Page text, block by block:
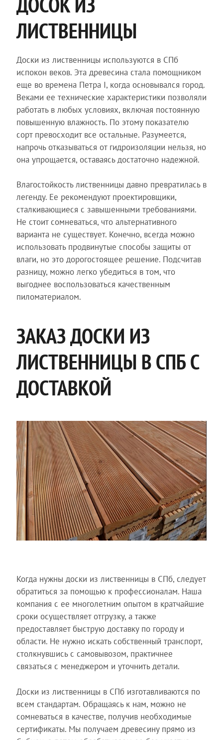
ЛИСТВЕННИЦЫ
Доски из лиственницы используются в СПб
испокон веков. Эта древесина стала помощником
еще во времена Петра I, когда основывался город.
Веками ее технические характеристики позволяли
работать в любых условиях, включая постоянную
повышенную влажность. По этому показателю
сорт превосходит все остальные. Разумеется,
напрочь отказываться от гидроизоляции нельзя, но
она упрощается, оставаясь достаточно надежной.
Влагостойкость лиственницы давно превратилась в
легенду. Ее рекомендуют проектировщики,
сталкивающиеся с завышенными требованиями.
Не стоит сомневаться, что альтернативного
варианта не существует. Конечно, всегда можно
использовать продвинутые способы защиты от
влаги, но это дорогостоящее решение. Подсчитав
разницу, можно легко убедиться в том, что
выгоднее воспользоваться качественным
пиломатериалом.
ЗАКАЗ ДОСКИ ИЗ
ЛИСТВЕННИЦЫ В СПБ С
ДОСТАВКОЙ
Когда нужны доски из лиственницы в СПб, следует
обратиться за помощью к профессионалам. Наша
компания с ее многолетним опытом в кратчайшие
сроки осуществляет отгрузку, а также
предоставляет быструю доставку по городу и
области. Не нужно искать собственный транспорт,
столкнувшись с самовывозом, практичнее
связаться с менеджером и уточнить детали.
Доски из лиственницы в СПб изготавливаются по
всем стандартам. Обращаясь к нам, можно не
сомневаться в качестве, получив необходимые
сертификаты. Мы получаем древесину прямо из